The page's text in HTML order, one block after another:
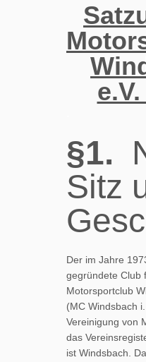
§1.
Sitz
Der im Jahre
gegründete Club
Motorsportclub
(MC Windsbach
Vereinigung von
das
ist Windsbach.